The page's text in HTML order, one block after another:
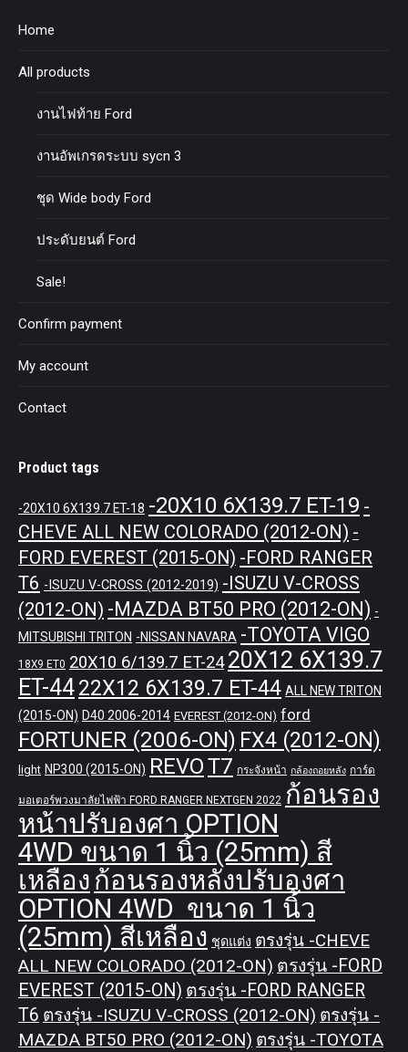
Home
All products
งานไฟท้าย Ford
งานอัพเกรดระบบ sycn 3
ชุด Wide body Ford
ประดับยนต์ Ford
Sale!
Confirm payment
My account
Contact
Product tags
-20X10 6X139.7 ET-18 -20X10 6X139.7 ET-19 -
CHEVE ALL NEW COLORADO (2012-ON) -
FORD EVEREST (2015-ON) -FORD RANGER
T6 -ISUZU V-CROSS (2012-2019) -ISUZU V-CROSS
(2012-ON) -MAZDA BT50 PRO (2012-ON) -
MITSUBISHI TRITON -NISSAN NAVARA -TOYOTA VIGO
18X9 ET0 20X10 6/139.7 ET-24 20X12 6X139.7
ET-4422X12 6X139.7 ET-44 ALL NEW TRITON
(2015-ON) D40 2006-2014 EVEREST (2012-ON) ford
FORTUNER (2006-ON) FX4 (2012-ON)
light NP300 (2015-ON) REVOT7 กระจังหน้า กล้องถอยหลัง การ์ด
มอเตอร์พวงมาลัยไฟฟ้า FORD RANGER NEXTGEN 2022 ก้อนรอง
หน้าปรับองศา OPTION
4WD ขนาด 1 นิ้ว (25mm) สี
เหลือง ก้อนรองหลังปรับองศา
OPTION 4WD ขนาด 1 นิ้ว
(25mm) สีเหลือง ชุดแต่ง ตรงรุ่น -CHEVE
ALL NEW COLORADO (2012-ON) ตรงรุ่น -FORD
EVEREST (2015-ON) ตรงรุ่น -FORD RANGER
T6 ตรงรุ่น -ISUZU V-CROSS (2012-ON) ตรงรุ่น -
MAZDA BT50 PRO (2012-ON) ตรงรุ่น -TOYOTA